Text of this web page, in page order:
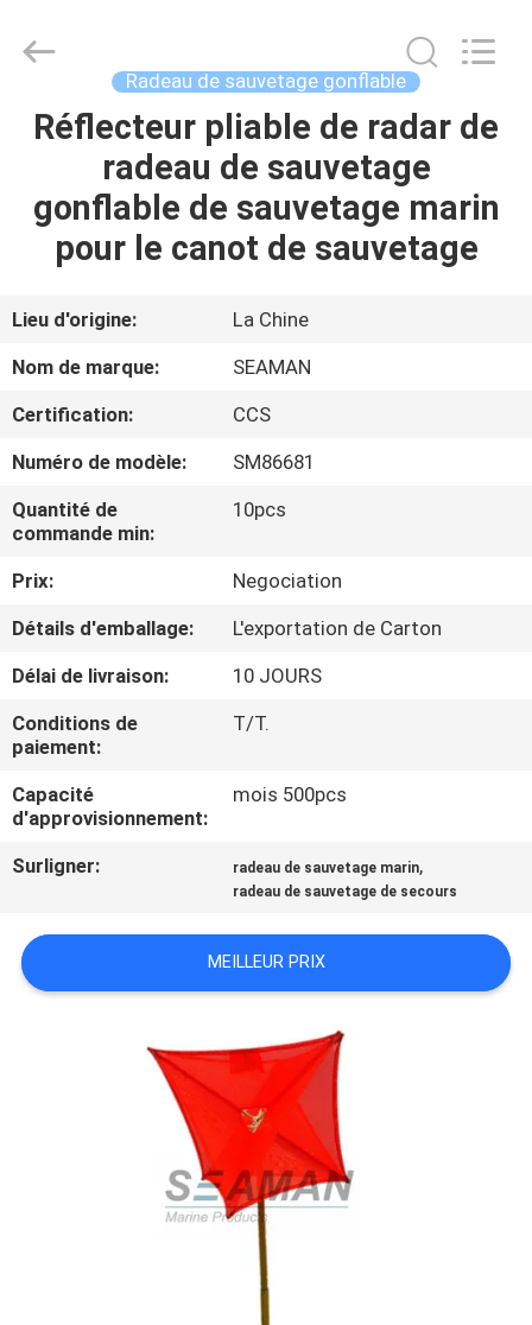
MAISON
PRODUITS
VIDÉOS
AU
DE
NOUS
VISITE
D'USINE
CONTRÔLE
DE
QUALITÉ
COMPANY
NEWS
PLAN
DU
Marine
Co.,Ltd..
Reserved.
Radeau de sauvetage gonflable
Réflecteur pliable de radar de
radeau de sauvetage
gonflable de sauvetage marin
pour le canot de sauvetage
Lieu d'origine:
La Chine
Nom de marque:
SEAMAN
Certification:
CCS
Numéro de modèle:
SM86681
Quantité de
commande min:
10pcs
Prix:
Negociation
Détails d'emballage:
L'exportation de Carton
Délai de livraison:
10 JOURS
Conditions de
paiement:
T/T.
Capacité
d'approvisionnement:
mois 500pcs
Surligner: radeau de sauvetage marin,
radeau de sauvetage de secours
MEILLEUR PRIX